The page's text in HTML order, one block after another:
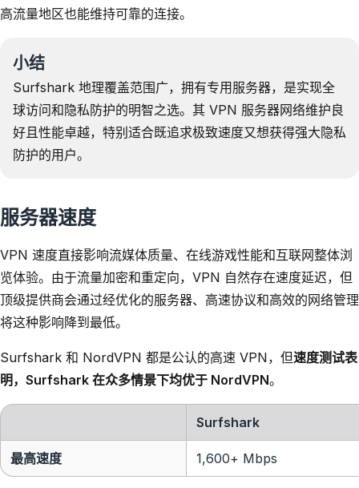
高流量地区也能维持可靠的连接。
小结
Surfshark 地理覆盖范围广，拥有专用服务器，是实现全
球访问和隐私防护的明智之选。其 VPN 服务器网络维护良
好且性能卓越，特别适合既追求极致速度又想获得强大隐私
防护的用户。
服务器速度
VPN 速度直接影响流媒体质量、在线游戏性能和互联网整体浏
览体验。由于流量加密和重定向，VPN 自然存在速度延迟，但
顶级提供商会通过经优化的服务器、高速协议和高效的网络管理
将这种影响降到最低。
Surfshark 和 NordVPN 都是公认的高速 VPN，但速度测试表
明，Surfshark 在众多情景下均优于 NordVPN。
Surfshark
最高速度 1,600+ Mbps